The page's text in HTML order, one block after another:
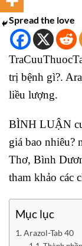
Spread the love
trị bệnh gì?.
liều lượng.
BÌNH LUẬN
giá bao nhiêu?
Thơ, Bình
tham khảo các
Mục lục
Arazol-Tab 40